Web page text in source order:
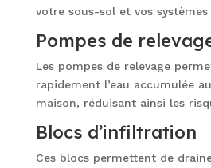
votre sous-sol et vos
Pompes de
Les pompes de relevage
rapidement l’eau accumulée
maison, réduisant ainsi les
Blocs d’infiltration
Ces blocs permettent de